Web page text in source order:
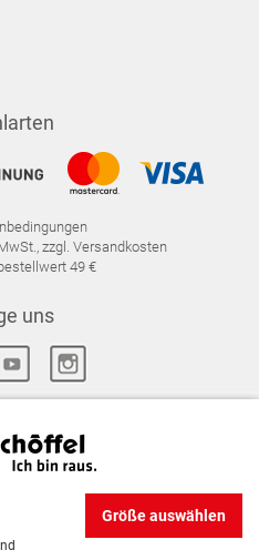
Größe auswählen
zzgl. Versandkosten
49 €
uns
WIDERRUFSRECHT
AGB